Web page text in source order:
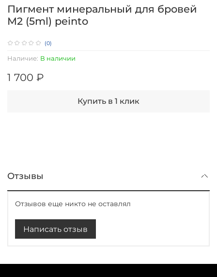
(0)
Наличие: В наличии
Пигмент минеральный для бровей
M2 (5ml) peinto
1 700 ₽
Купить в 1 клик
Отзывы
Отзывов еще никто не оставлял
Написать отзыв